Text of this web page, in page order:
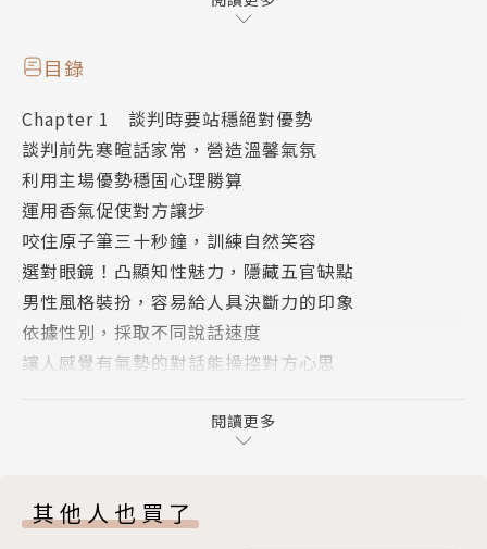
與各類族群友善相處共贏的實用心理技巧。
本書彙整各國實用心理研究，收錄洞悉他人行為背後真
正意涵的120則心理技巧，教你透過言行舉止，精準看
人讀心，彈性應對各種社交人際場合，掌握潛在人性規
則！
◆「瞬間判斷」的技巧→讓人秒懂對方真心
→美國新墨西哥大學馬利．哈利斯博士：「想要說服年
→美國耶魯大學心理學教授諾曼．米勒：「先入為主觀
目錄
Chapter 1 談判時要站穩絕對優勢
談判前先寒暄話家常，營造溫馨氣氛
利用主場優勢穩固心理勝算
運用香氣促使對方讓步
咬住原子筆三十秒鐘，訓練自然笑容
選對眼鏡！凸顯知性魅力，隱藏五官缺點
男性風格裝扮，容易給人具決斷力的印象
依據性別，採取不同說話速度
讓人感覺有氣勢的對話能操控對方心思
想贏得他人好感，請如實展現及傳達善意
利用「變色龍效果」獲得對方好感
適時運用「誇張動作」來展現自己
閱讀更多
其他人也買了